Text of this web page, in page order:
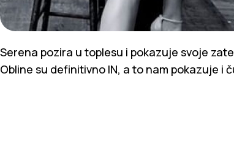
Serena pozira u toplesu i pokazuje svoje
Obline su definitivno IN, a to nam pokazuje i